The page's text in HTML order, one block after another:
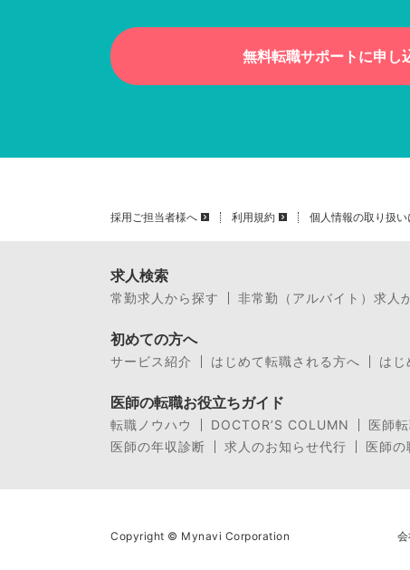
無料転職サポートに申し
採用ご担当者様へ 利用規約 個人情報の取り扱い
求人検索
常勤求人から探す 非常勤（アルバイト）求人
初めての方へ
サービス紹介 はじめて転職される方へ はじ
医師の転職お役立ちガイド
転職ノウハウ DOCTOR’S COLUMN 医師
医師の年収診断
求人のお知らせ代行 医師の
Copyright © Mynavi Corporation